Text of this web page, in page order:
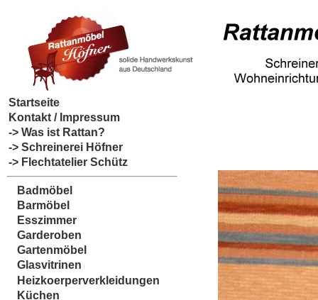
Startseite
Kontakt / Impressum
-> Was ist Rattan?
-> Schreinerei Höfner
-> Flechtatelier Schütz
Badmöbel
Barmöbel
Esszimmer
Garderoben
Gartenmöbel
Glasvitrinen
Heizkoerperverkleidungen
Küchen